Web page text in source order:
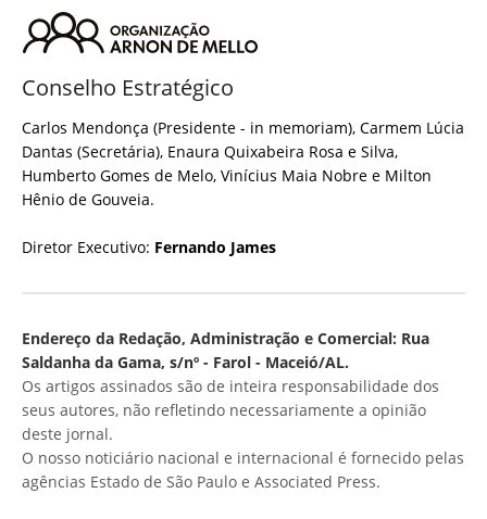
Conselho Estratégico
Carlos Mendonça (Presidente - in memoriam), Carmem Lúcia
Dantas (Secretária), Enaura Quixabeira Rosa e Silva,
Humberto Gomes de Melo, Vinícius Maia Nobre e Milton
Hênio de Gouveia.
Diretor Executivo: Fernando James
Endereço da Redação, Administração e Comercial: Rua
Saldanha da Gama, s/nº - Farol - Maceió/AL.
Os artigos assinados são de inteira responsabilidade dos
seus autores, não refletindo necessariamente a opinião
deste jornal.
O nosso noticiário nacional e internacional é fornecido pelas
agências Estado de São Paulo e Associated Press.